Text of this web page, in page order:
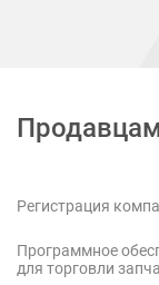
Регистрация
Программное
для торговли